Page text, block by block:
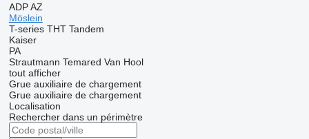
ADP AZ
Möslein
T-series THT Tandem
Kaiser
PA
Strautmann Temared Van Hool
tout afficher
Grue auxiliaire de chargement
Grue auxiliaire de chargement
Localisation
Rechercher dans un périmètre